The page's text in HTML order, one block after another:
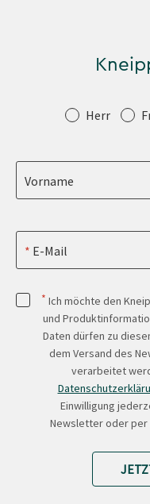
Anrede Herr
Vorname
E-Mail
* Ich möchte den
und
Daten dürfen zu
dem Versand des
verarbeitet
Einwilligung
Newsletter oder per